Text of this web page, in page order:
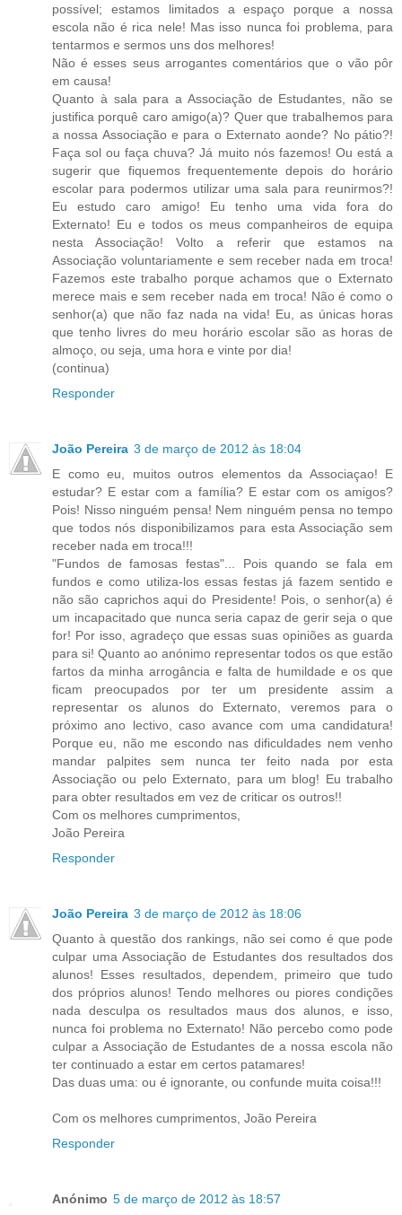
possível; estamos limitados a espaço porque a nossa
escola não é rica nele! Mas isso nunca foi problema, para
tentarmos e sermos uns dos melhores!
Não é esses seus arrogantes comentários que o vão pôr
em causa!
Quanto à sala para a Associação de Estudantes, não se
justifica porquê caro amigo(a)? Quer que trabalhemos para
a nossa Associação e para o Externato aonde? No pátio?!
Faça sol ou faça chuva? Já muito nós fazemos! Ou está a
sugerir que fiquemos frequentemente depois do horário
escolar para podermos utilizar uma sala para reunirmos?!
Eu estudo caro amigo! Eu tenho uma vida fora do
Externato! Eu e todos os meus companheiros de equipa
nesta Associação! Volto a referir que estamos na
Associação voluntariamente e sem receber nada em troca!
Fazemos este trabalho porque achamos que o Externato
merece mais e sem receber nada em troca! Não é como o
senhor(a) que não faz nada na vida! Eu, as únicas horas
que tenho livres do meu horário escolar são as horas de
almoço, ou seja, uma hora e vinte por dia!
(continua)
Responder
João Pereira 3 de março de 2012 às 18:04
E como eu, muitos outros elementos da Associaçao! E
estudar? E estar com a família? E estar com os amigos?
Pois! Nisso ninguém pensa! Nem ninguém pensa no tempo
que todos nós disponibilizamos para esta Associação sem
receber nada em troca!!!
"Fundos de famosas festas"... Pois quando se fala em
fundos e como utiliza-los essas festas já fazem sentido e
não são caprichos aqui do Presidente! Pois, o senhor(a) é
um incapacitado que nunca seria capaz de gerir seja o que
for! Por isso, agradeço que essas suas opiniões as guarda
para si! Quanto ao anónimo representar todos os que estão
fartos da minha arrogância e falta de humildade e os que
ficam preocupados por ter um presidente assim a
representar os alunos do Externato, veremos para o
próximo ano lectivo, caso avance com uma candidatura!
Porque eu, não me escondo nas dificuldades nem venho
mandar palpites sem nunca ter feito nada por esta
Associação ou pelo Externato, para um blog! Eu trabalho
para obter resultados em vez de criticar os outros!!
Com os melhores cumprimentos,
João Pereira
Responder
João Pereira 3 de março de 2012 às 18:06
Quanto à questão dos rankings, não sei como é que pode
culpar uma Associação de Estudantes dos resultados dos
alunos! Esses resultados, dependem, primeiro que tudo
dos próprios alunos! Tendo melhores ou piores condições
nada desculpa os resultados maus dos alunos, e isso,
nunca foi problema no Externato! Não percebo como pode
culpar a Associação de Estudantes de a nossa escola não
ter continuado a estar em certos patamares!
Das duas uma: ou é ignorante, ou confunde muita coisa!!!
Com os melhores cumprimentos, João Pereira
Responder
Anónimo 5 de março de 2012 às 18:57